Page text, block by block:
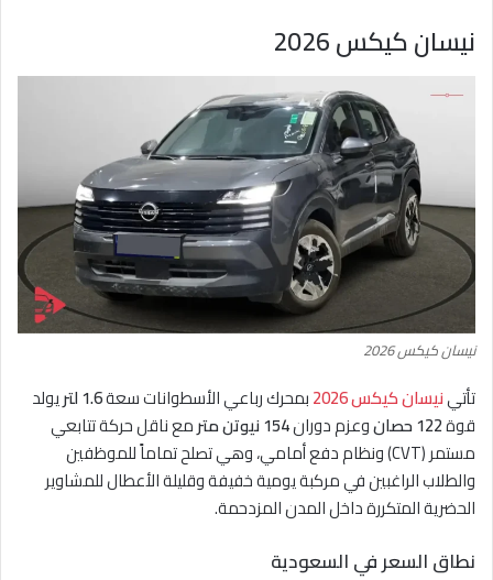
نيسان كيكس 2026
نيسان كيكس 2026
تأتينيسان كيكس 2026 بمحرك رباعي الأسطوانات سعة1.6 لتر
يولد
قوة122 حصان وعزم دوران154 نيوتن متر
مع ناقل حركة تتابعي
مستمر (CVT) ونظام دفع أمامي، وهي تصلح تماماً للموظفين
والطلاب الراغبين في مركبة يومية خفيفة وقليلة الأعطال للمشاوير
الحضرية المتكررة داخل المدن المزدحمة.
نطاق السعر في السعودية